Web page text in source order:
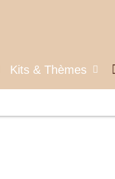
Kits & Thèmes